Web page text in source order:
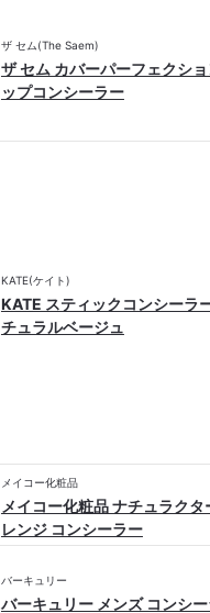
ザ セム(The Saem)
ザ セム カバーパーフェクシ
ップコンシーラー
KATE(ケイト)
KATE スティックコンシーラ
チュラルベージュ
メイコー化粧品
メイコー化粧品 ナチュラクタ
レンジ コンシーラー
バーキュリー
バーキュリー メンズ コンシ